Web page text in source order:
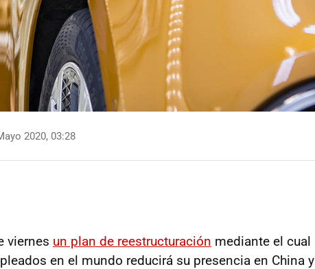
2020, 03:28
viernes un plan de reestructuración mediante el cual
en el mundo reducirá su presencia en China y